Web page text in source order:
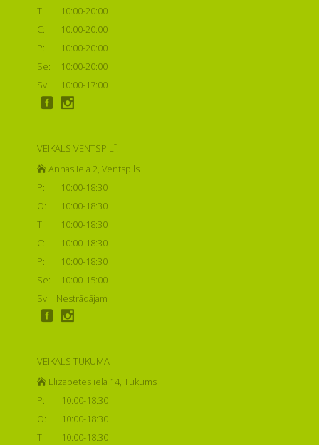
T:
10:00-20:00
C:
10:00-20:00
P:
10:00-20:00
Se:
10:00-20:00
Sv:
10:00-17:00
VEIKALS VENTSPILĪ:
Annas iela 2, Ventspils
P:
10:00-18:30
O:
10:00-18:30
T:
10:00-18:30
C:
10:00-18:30
P:
10:00-18:30
Se:
10:00-15:00
Sv:
Nestrādājam
VEIKALS TUKUMĀ
Elizabetes iela 14, Tukums
P:
10:00-18:30
O:
10:00-18:30
T:
10:00-18:30